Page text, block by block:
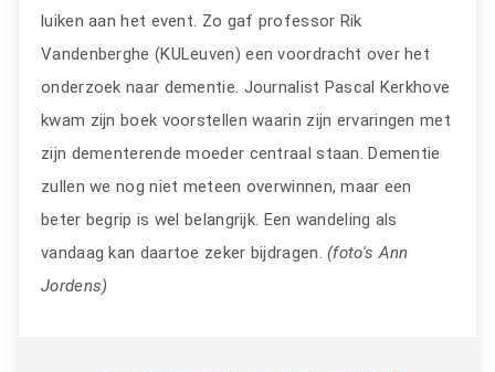
luiken aan het event. Zo gaf professor Rik
Vandenberghe (KULeuven) een voordracht over het
onderzoek naar dementie. Journalist Pascal Kerkhove
kwam zijn boek voorstellen waarin zijn ervaringen met
zijn dementerende moeder centraal staan. Dementie
zullen we nog niet meteen overwinnen, maar een
beter begrip is wel belangrijk. Een wandeling als
vandaag kan daartoe zeker bijdragen.(foto's Ann
Jordens)